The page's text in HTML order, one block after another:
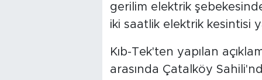
gerilim elektrik
iki saatlik elektrik kesintisi
Kıb-Tek'ten yapılan
arasında Çatalköy